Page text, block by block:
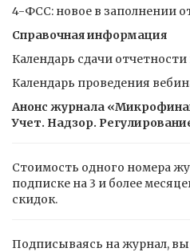
4-ФСС: новое в заполнении
Справочная информация
Календарь сдачи отчетности
Календарь проведения
Анонс журнала
Учет. Надзор.
Стоимость одного номера
подписке на 3 и более
скидок.
Подписываясь на журнал, вы